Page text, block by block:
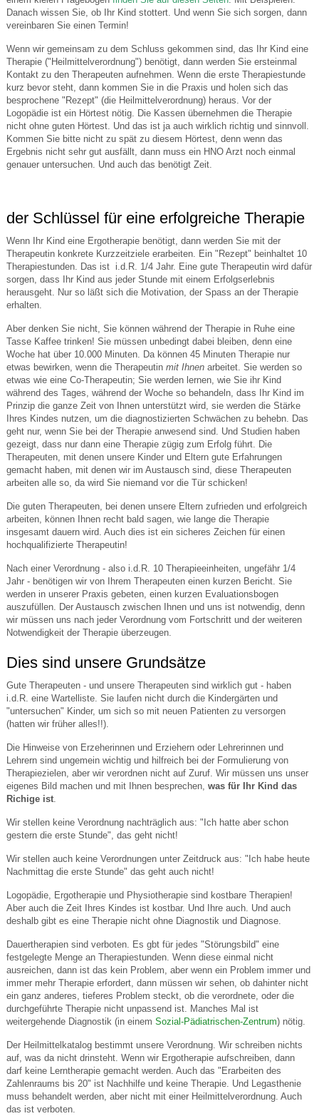
Danach wissen Sie, ob Ihr Kind stottert. Und wenn Sie sich sorgen, dann
vereinbaren Sie einen Termin!
Wenn wir gemeinsam zu dem Schluss gekommen sind, das Ihr Kind eine
Therapie ("Heilmittelverordnung") benötigt, dann werden Sie ersteinmal
Kontakt zu den Therapeuten aufnehmen. Wenn die erste Therapiestunde
kurz bevor steht, dann kommen Sie in die Praxis und holen sich das
besprochene "Rezept" (die Heilmittelverordnung) heraus. Vor der
Logopädie ist ein Hörtest nötig. Die Kassen übernehmen die Therapie
nicht ohne guten Hörtest. Und das ist ja auch wirklich richtig und sinnvoll.
Kommen Sie bitte nicht zu spät zu diesem Hörtest, denn wenn das
Ergebnis nicht sehr gut ausfällt, dann muss ein HNO Arzt noch einmal
genauer untersuchen. Und auch das benötigt Zeit.
der Schlüssel für eine erfolgreiche Therapie
Wenn Ihr Kind eine Ergotherapie benötigt, dann werden Sie mit der
Therapeutin konkrete Kurzzeitziele erarbeiten. Ein "Rezept" beinhaltet 10
Therapiestunden. Das ist i.d.R. 1/4 Jahr. Eine gute Therapeutin wird dafür
sorgen, dass Ihr Kind aus jeder Stunde mit einem Erfolgserlebnis
herausgeht. Nur so läßt sich die Motivation, der Spass an der Therapie
erhalten.
Aber denken Sie nicht, Sie können während der Therapie in Ruhe eine
Tasse Kaffee trinken! Sie müssen unbedingt dabei bleiben, denn eine
Woche hat über 10.000 Minuten. Da können 45 Minuten Therapie nur
etwas bewirken, wenn die Therapeutin mit Ihnenarbeitet. Sie werden so
etwas wie eine Co-Therapeutin; Sie werden lernen, wie Sie ihr Kind
während des Tages, während der Woche so behandeln, dass Ihr Kind im
Prinzip die ganze Zeit von Ihnen unterstützt wird, sie werden die Stärke
Ihres Kindes nutzen, um die diagnostizierten Schwächen zu behebn. Das
geht nur, wenn Sie bei der Therapie anwesend sind. Und Studien haben
gezeigt, dass nur dann eine Therapie zügig zum Erfolg führt. Die
Therapeuten, mit denen unsere Kinder und Eltern gute Erfahrungen
gemacht haben, mit denen wir im Austausch sind, diese Therapeuten
arbeiten alle so, da wird Sie niemand vor die Tür schicken!
Die guten Therapeuten, bei denen unsere Eltern zufrieden und erfolgreich
arbeiten, können Ihnen recht bald sagen, wie lange die Therapie
insgesamt dauern wird. Auch dies ist ein sicheres Zeichen für einen
hochqualifizierte Therapeutin!
Nach einer Verordnung - also i.d.R. 10 Therapieeinheiten, ungefähr 1/4
Jahr - benötigen wir von Ihrem Therapeuten einen kurzen Bericht. Sie
werden in unserer Praxis gebeten, einen kurzen Evaluationsbogen
auszufüllen. Der Austausch zwischen Ihnen und uns ist notwendig, denn
wir müssen uns nach jeder Verordnung vom Fortschritt und der weiteren
Notwendigkeit der Therapie überzeugen.
Dies sind unsere Grundsätze
Gute Therapeuten - und unsere Therapeuten sind wirklich gut - haben
i.d.R. eine Wartelliste. Sie laufen nicht durch die Kindergärten und
"untersuchen" Kinder, um sich so mit neuen Patienten zu versorgen
(hatten wir früher alles!!).
Die Hinweise von Erzeherinnen und Erziehern oder Lehrerinnen und
Lehrern sind ungemein wichtig und hilfreich bei der Formulierung von
Therapiezielen, aber wir verordnen nicht auf Zuruf. Wir müssen uns unser
eigenes Bild machen und mit Ihnen besprechen, was für Ihr Kind das
Richige ist.
Wir stellen keine Verordnung nachträglich aus: "Ich hatte aber schon
gestern die erste Stunde", das geht nicht!
Wir stellen auch keine Verordnungen unter Zeitdruck aus: "Ich habe heute
Nachmittag die erste Stunde" das geht auch nicht!
Logopädie, Ergotherapie und Physiotherapie sind kostbare Therapien!
Aber auch die Zeit Ihres Kindes ist kostbar. Und Ihre auch. Und auch
deshalb gibt es eine Therapie nicht ohne Diagnostik und Diagnose.
Dauertherapien sind verboten. Es gbt für jedes "Störungsbild" eine
festgelegte Menge an Therapiestunden. Wenn diese einmal nicht
ausreichen, dann ist das kein Problem, aber wenn ein Problem immer und
immer mehr Therapie erfordert, dann müssen wir sehen, ob dahinter nicht
ein ganz anderes, tieferes Problem steckt, ob die verordnete, oder die
durchgeführte Therapie nicht unpassend ist. Manches Mal ist
weitergehende Diagnostik (in einem Sozial-Pädiatrischen-Zentrum) nötig.
Der Heilmittelkatalog bestimmt unsere Verordnung. Wir schreiben nichts
auf, was da nicht drinsteht. Wenn wir Ergotherapie aufschreiben, dann
darf keine Lerntherapie gemacht werden. Auch das "Erarbeiten des
Zahlenraums bis 20" ist Nachhilfe und keine Therapie. Und Legasthenie
muss behandelt werden, aber nicht mit einer Heilmittelverordnung. Auch
das ist verboten.